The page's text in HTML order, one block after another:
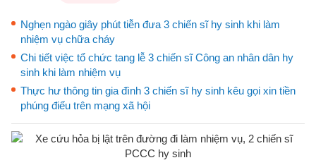
Nghẹn ngào giây phút tiễn đưa 3 chiến sĩ hy sinh khi làm
nhiệm vụ chữa cháy
Chi tiết việc tổ chức tang lễ 3 chiến sĩ Công an nhân dân hy
sinh khi làm nhiệm vụ
Thực hư thông tin gia đình 3 chiến sĩ hy sinh kêu gọi xin tiền
phúng điếu trên mạng xã hội